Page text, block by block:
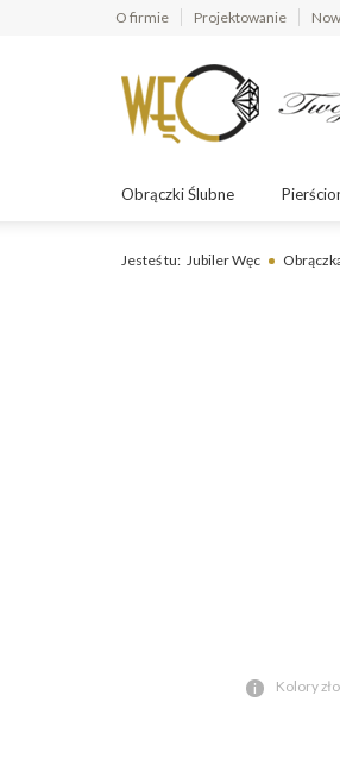
O firmie Projektowanie
Obrączki Ślubne
Jesteś tu: Jubiler Węc
Kolory